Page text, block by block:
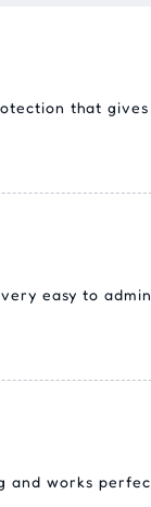
that
easy to
and works